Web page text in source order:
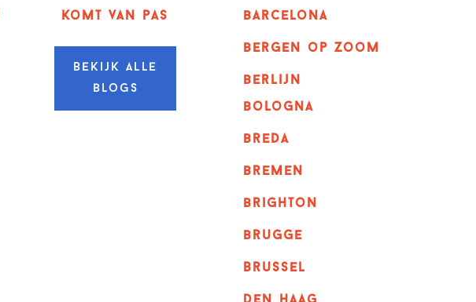
komt van pas
Bekijk alle
blogs
barcelona
bergen op zoom
berlijn
bologna
breda
bremen
brighton
brugge
Brussel